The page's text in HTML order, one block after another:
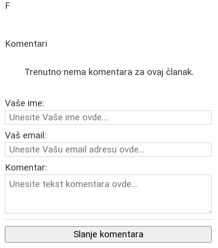
F
Komentari
Trenutno nema komentara za ovaj članak.
Vaše ime:
Vaš email:
Komentar:
Slanje komentara